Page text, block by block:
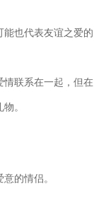
能也代表友谊之爱的
情联系在一起，但在
。
的情侣。